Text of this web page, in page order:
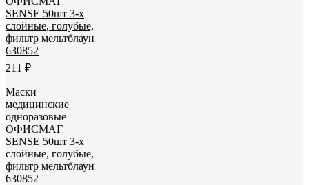
211 ₽
Маски
медицинские
одноразовые
ОФИСМАГ
SENSE 50шт 3-х
слойные, голубые,
фильтр мельтблаун
630852